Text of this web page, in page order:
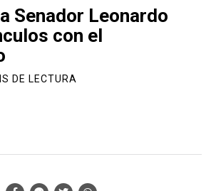
Senador Leonardo
con el
DE LECTURA